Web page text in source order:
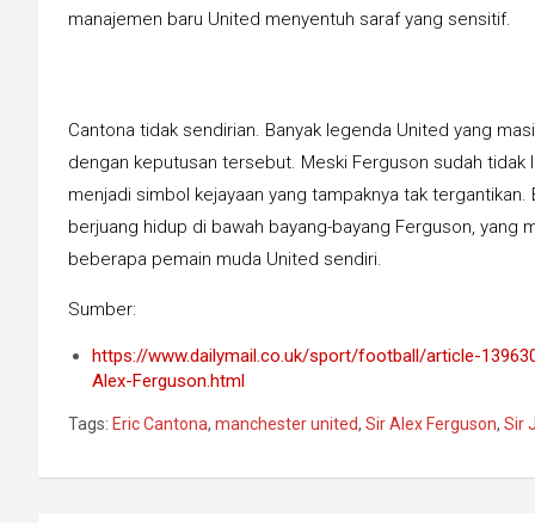
manajemen baru United menyentuh saraf yang sensitif.
Cantona tidak sendirian. Banyak legenda United yang
dengan keputusan tersebut. Meski Ferguson sudah
menjadi simbol kejayaan yang tampaknya tak
berjuang hidup di bawah bayang-bayang Ferguson,
beberapa pemain muda United sendiri.
Sumber:
https://www.dailymail.co.uk/sport/football/article-
Alex-Ferguson.html
Tags: Eric Cantona, manchester united, Sir Alex Ferguson, Sir